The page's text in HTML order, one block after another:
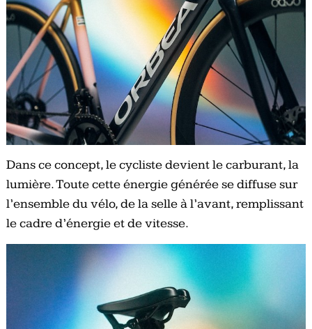
Dans ce concept, le cycliste devient le carburant, la
lumière. Toute cette énergie générée se diffuse sur
l’ensemble du vélo, de la selle à l’avant, remplissant
le cadre d’énergie et de vitesse.